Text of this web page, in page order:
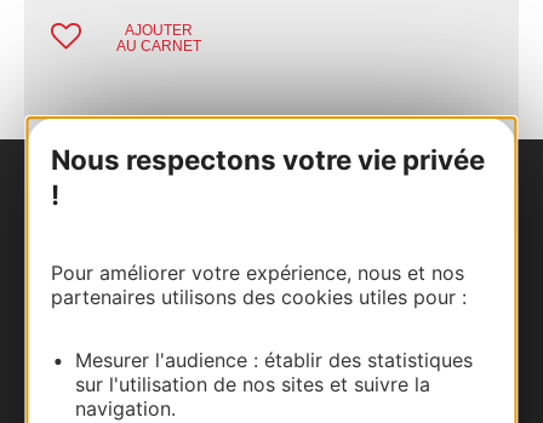
Nous respectons votre vie privée
!
Pour améliorer votre expérience, nous et nos
partenaires utilisons des cookies utiles pour :
Mesurer l'audience : établir des statistiques
sur l'utilisation de nos sites et suivre la
navigation.
AJOUTER
AU CARNET